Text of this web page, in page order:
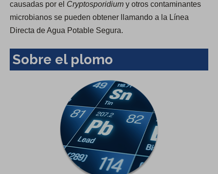
causadas por el Cryptosporidium y otros contaminantes
microbianos se pueden obtener llamando a la Línea
Directa de Agua Potable Segura.
Sobre el plomo